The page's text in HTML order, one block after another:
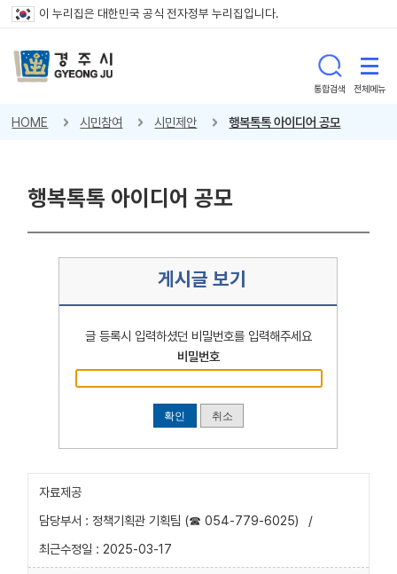
이 누리집은 대한민국 공식 전자정부 누리집입니다.
통합검색 전체메뉴
HOME 시민참여 시민제안 행복톡톡 아이디어 공모
행복톡톡 아이디어 공모
게시글 보기
글 등록시 입력하셨던 비밀번호를 입력해주세요
비밀번호
확인 취소
자료제공
담당부서 : 정책기획관 기획팀 (☎ 054-779-6025)
/
최근수정일 : 2025-03-17